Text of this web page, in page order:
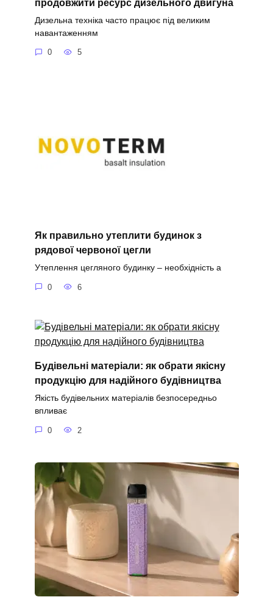
продовжити ресурс дизельного двигуна
Дизельна техніка часто працює під великим
навантаженням
0 5
Як правильно утеплити будинок з
рядової червоної цегли
Утеплення цегляного будинку – необхідність а
0 6
Будівельні матеріали: як обрати якісну
продукцію для надійного будівництва
Якість будівельних матеріалів безпосередньо
впливає
0 2